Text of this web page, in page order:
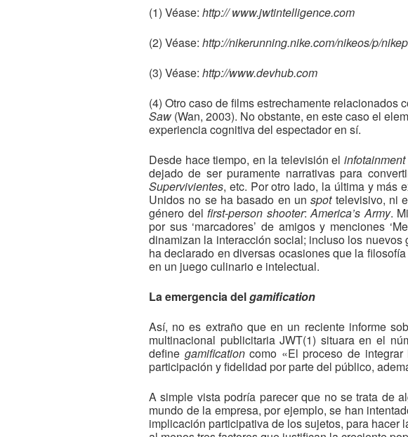
(1) Véase: http:// www.jwtintelligence.com
(2) Véase: http://nikerunning.nike.com/nikeos/p/
(3) Véase: http://www.devhub.com
(4) Otro caso de films estrechamente relacionados
Saw (Wan, 2003). No obstante, en este caso el
experiencia cognitiva del espectador en sí.
Desde hace tiempo, en la televisión el infotainment
dejado de ser puramente narrativas para
Supervivientes, etc. Por otro lado, la última y más
Unidos no se ha basado en unspot televisivo, ni
género delfirst-person shooter:America’s Army.
por sus ‘marcadores’ de amigos y menciones
dinamizan la interacción social; incluso los
ha declarado en diversas ocasiones que la
en un juego culinario e intelectual.
La emergencia delgamification
Así, no es extraño que en un reciente informe
multinacional publicitaria JWT(1) situara en el
define gamificationcomo «El proceso de
participación y fidelidad por parte del público,
A simple vista podría parecer que no se trata de
mundo de la empresa, por ejemplo, se han
implicación participativa de los sujetos, para hacer